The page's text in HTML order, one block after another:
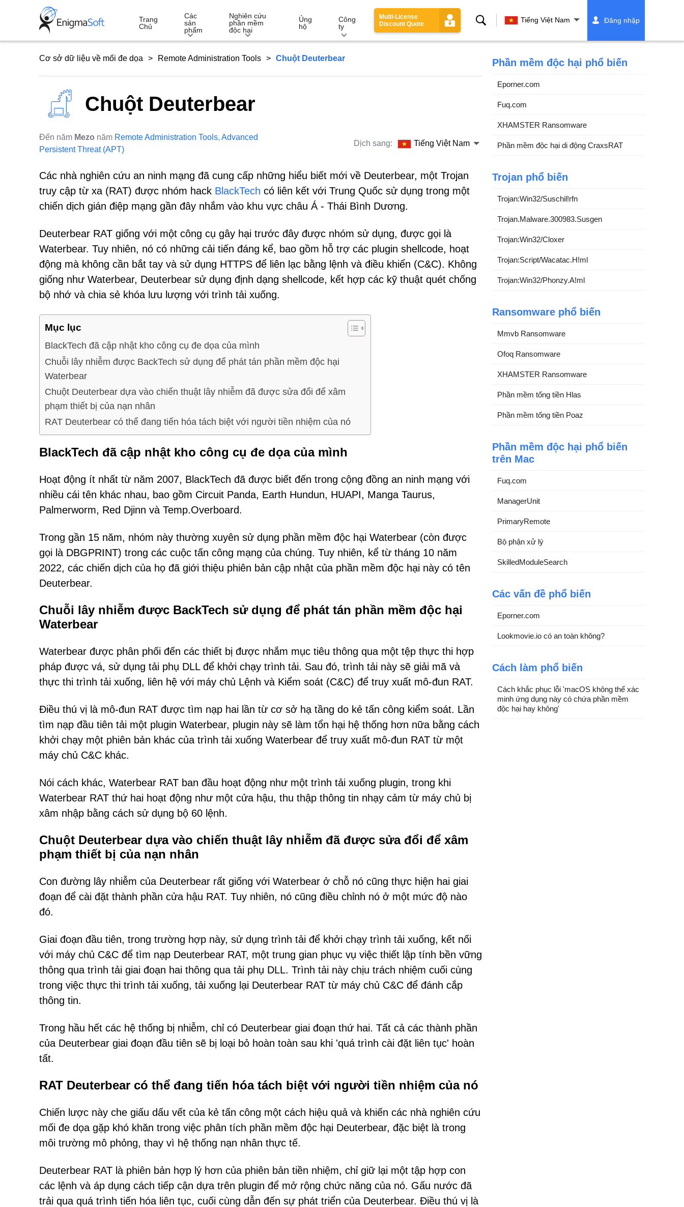
Trang
Chủ
Các
sản
phẩm
Nghiên cứu
phần mềm
độc hại
Ủng
hộ
Công
ty
Multi-License
Discount Quote
Tìm
kiếm
Tiếng Việt Nam Đăng nhập
Cơ sở dữ liệu về mối đe dọa Remote Administration Tools Chuột Deuterbear
Chuột Deuterbear
Đến năm Mezo năm Remote Administration Tools, Advanced
Persistent Threat (APT)
Dịch sang: Tiếng Việt Nam
Các nhà nghiên cứu an ninh mạng đã cung cấp những hiểu biết mới về Deuterbear, một Trojan
truy cập từ xa (RAT) được nhóm hack BlackTech có liên kết với Trung Quốc sử dụng trong một
chiến dịch gián điệp mạng gần đây nhắm vào khu vực châu Á - Thái Bình Dương.
Deuterbear RAT giống với một công cụ gây hại trước đây được nhóm sử dụng, được gọi là
Waterbear. Tuy nhiên, nó có những cải tiến đáng kể, bao gồm hỗ trợ các plugin shellcode, hoạt
động mà không cần bắt tay và sử dụng HTTPS để liên lạc bằng lệnh và điều khiển (C&C). Không
giống như Waterbear, Deuterbear sử dụng định dạng shellcode, kết hợp các kỹ thuật quét chống
bộ nhớ và chia sẻ khóa lưu lượng với trình tải xuống.
Mục lục
BlackTech đã cập nhật kho công cụ đe dọa của mình
Chuỗi lây nhiễm được BackTech sử dụng để phát tán phần mềm độc hại
Waterbear
Chuột Deuterbear dựa vào chiến thuật lây nhiễm đã được sửa đổi để xâm
phạm thiết bị của nạn nhân
RAT Deuterbear có thể đang tiến hóa tách biệt với người tiền nhiệm của nó
BlackTech đã cập nhật kho công cụ đe dọa của mình
Hoạt động ít nhất từ năm 2007, BlackTech đã được biết đến trong cộng đồng an ninh mạng với
nhiều cái tên khác nhau, bao gồm Circuit Panda, Earth Hundun, HUAPI, Manga Taurus,
Palmerworm, Red Djinn và Temp.Overboard.
Trong gần 15 năm, nhóm này thường xuyên sử dụng phần mềm độc hại Waterbear (còn được
gọi là DBGPRINT) trong các cuộc tấn công mạng của chúng. Tuy nhiên, kể từ tháng 10 năm
2022, các chiến dịch của họ đã giới thiệu phiên bản cập nhật của phần mềm độc hại này có tên
Deuterbear.
Chuỗi lây nhiễm được BackTech sử dụng để phát tán phần mềm độc hại
Waterbear
Waterbear được phân phối đến các thiết bị được nhắm mục tiêu thông qua một tệp thực thi hợp
pháp được vá, sử dụng tải phụ DLL để khởi chạy trình tải. Sau đó, trình tải này sẽ giải mã và
thực thi trình tải xuống, liên hệ với máy chủ Lệnh và Kiểm soát (C&C) để truy xuất mô-đun RAT.
Điều thú vị là mô-đun RAT được tìm nạp hai lần từ cơ sở hạ tầng do kẻ tấn công kiểm soát. Lần
tìm nạp đầu tiên tải một plugin Waterbear, plugin này sẽ làm tổn hại hệ thống hơn nữa bằng cách
khởi chạy một phiên bản khác của trình tải xuống Waterbear để truy xuất mô-đun RAT từ một
máy chủ C&C khác.
Nói cách khác, Waterbear RAT ban đầu hoạt động như một trình tải xuống plugin, trong khi
Waterbear RAT thứ hai hoạt động như một cửa hậu, thu thập thông tin nhạy cảm từ máy chủ bị
xâm nhập bằng cách sử dụng bộ 60 lệnh.
Chuột Deuterbear dựa vào chiến thuật lây nhiễm đã được sửa đổi để xâm
phạm thiết bị của nạn nhân
Con đường lây nhiễm của Deuterbear rất giống với Waterbear ở chỗ nó cũng thực hiện hai giai
đoạn để cài đặt thành phần cửa hậu RAT. Tuy nhiên, nó cũng điều chỉnh nó ở một mức độ nào
đó.
Giai đoạn đầu tiên, trong trường hợp này, sử dụng trình tải để khởi chạy trình tải xuống, kết nối
với máy chủ C&C để tìm nạp Deuterbear RAT, một trung gian phục vụ việc thiết lập tính bền vững
thông qua trình tải giai đoạn hai thông qua tải phụ DLL. Trình tải này chịu trách nhiệm cuối cùng
trong việc thực thi trình tải xuống, tải xuống lại Deuterbear RAT từ máy chủ C&C để đánh cắp
thông tin.
Trong hầu hết các hệ thống bị nhiễm, chỉ có Deuterbear giai đoạn thứ hai. Tất cả các thành phần
của Deuterbear giai đoạn đầu tiên sẽ bị loại bỏ hoàn toàn sau khi 'quá trình cài đặt liên tục' hoàn
tất.
RAT Deuterbear có thể đang tiến hóa tách biệt với người tiền nhiệm của nó
Chiến lược này che giấu dấu vết của kẻ tấn công một cách hiệu quả và khiến các nhà nghiên cứu
mối đe dọa gặp khó khăn trong việc phân tích phần mềm độc hại Deuterbear, đặc biệt là trong
môi trường mô phỏng, thay vì hệ thống nạn nhân thực tế.
Deuterbear RAT là phiên bản hợp lý hơn của phiên bản tiền nhiệm, chỉ giữ lại một tập hợp con
các lệnh và áp dụng cách tiếp cận dựa trên plugin để mở rộng chức năng của nó. Gấu nước đã
trải qua quá trình tiến hóa liên tục, cuối cùng dẫn đến sự phát triển của Deuterbear. Điều thú vị là
Phần mềm độc hại phổ biến
Eporner.com
Fuq.com
XHAMSTER Ransomware
Phần mềm độc hại di động CraxsRAT
Trojan phổ biến
Trojan:Win32/Suschil!rfn
Trojan.Malware.300983.Susgen
Trojan:Win32/Cloxer
Trojan:Script/Wacatac.H!ml
Trojan:Win32/Phonzy.A!ml
Ransomware phổ biến
Mmvb Ransomware
Ofoq Ransomware
XHAMSTER Ransomware
Phần mềm tống tiền Hlas
Phần mềm tống tiền Poaz
Phần mềm độc hại phổ biến
trên Mac
Fuq.com
ManagerUnit
PrimaryRemote
Bộ phận xử lý
SkilledModuleSearch
Các vấn đề phổ biến
Eporner.com
Lookmovie.io có an toàn không?
Cách làm phổ biến
Cách khắc phục lỗi 'macOS không thể xác
minh ứng dụng này có chứa phần mềm
độc hại hay không'